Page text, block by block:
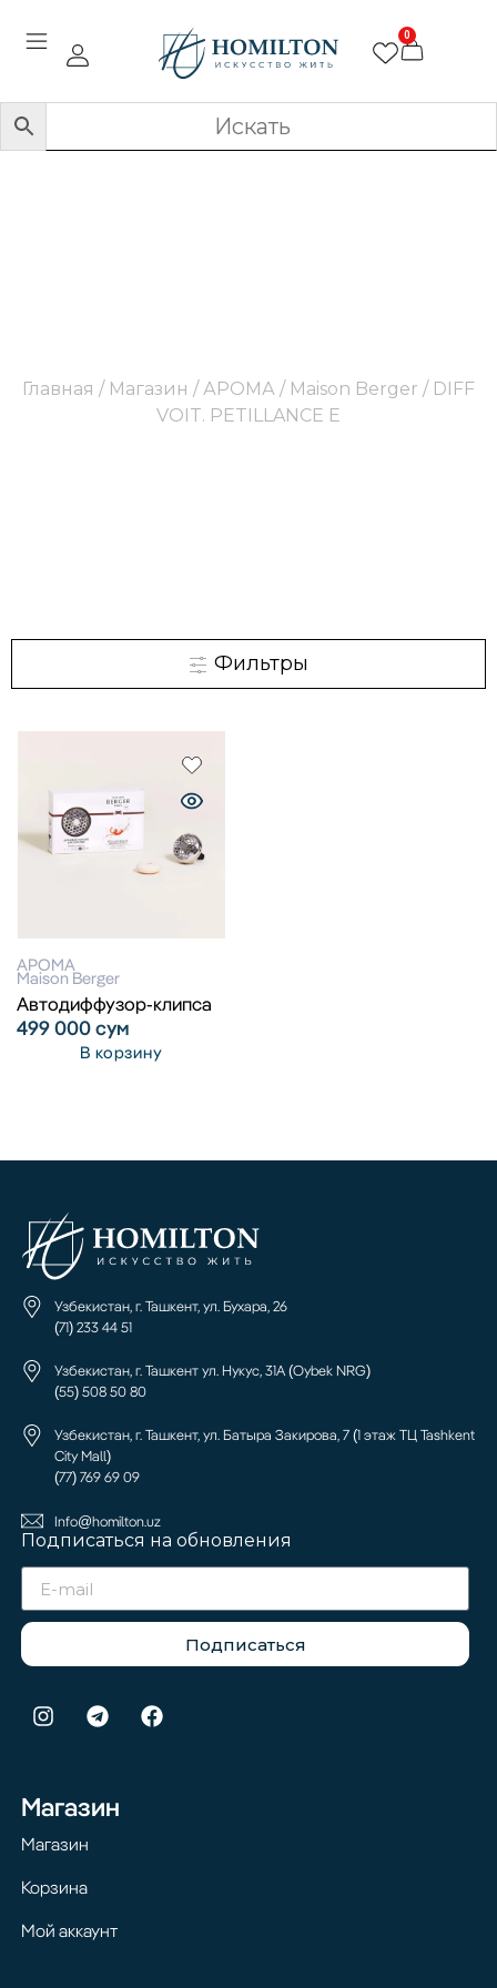
0
Главная / Магазин / АРОМА / Maison Berger / DIFF
VOIT. PETILLANCE E
Фильтры
АРОМА
Maison Berger
Автодиффузор-клипса
499 000сум
В корзину
Узбекистан, г. Ташкент, ул. Бухара, 26
(71) 233 44 51
Узбекистан, г. Ташкент ул. Нукус, 31А (Oybek NRG)
(55) 508 50 80
Узбекистан, г. Ташкент, ул. Батыра Закирова, 7 (1 этаж ТЦ Tashkent
City Mall)
(77) 769 69 09
Info@homilton.uz
Подписаться на обновления
Подписаться
Магазин
Магазин
Корзина
Мой аккаунт